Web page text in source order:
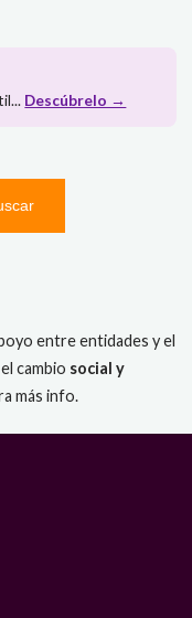
Descúbrelo →
entre entidades y el
cambio social y
más info.